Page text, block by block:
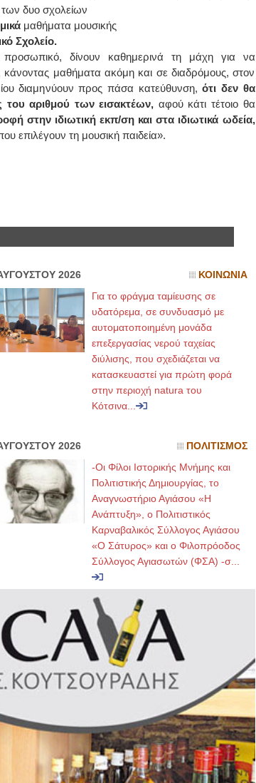
δυο σχολείων
μαθήματα μουσικής
Σχολείο.
προσωπικό, δίνουν καθημερινά τη μάχη για να
κάνοντας μαθήματα ακόμη και σε διαδρόμους, στον
διαμηνύουν προς πάσα κατεύθυνση,ότι δεν θα
του αριθμού των εισακτέων, αφού κάτι τέτοιο θα
στην ιδιωτική εκπ/ση και στα ιδιωτικά ωδεία,
επιλέγουν τη μουσική παιδεία».
2026 ΚΟΙΝΩΝΙΑ
Για το φράγμα ταμίευσης σε
υδατόρεμα, σε συνδυασμό με
αυτοματοποιημένη μονάδα
επεξεργασίας νερού ταχείας
διύλισης, που σχεδιάζεται να
κατασκευαστεί για πρώτη φορά
στην περιοχή natura του
Κότσινα...
2026 ΠΟΛΙΤΙΣΜΟΣ
-Οι Φίλοι Ιστορικής Μνήμης και
Πολιτιστικής Δημιουργίας, το
Αναγνωστήριο Αγιάσου «Η
Ανάπτυξη», ο Πολιτιστικός
Καρναβαλικός Σύλλογος Αγιάσου
«Ο Σάτυρος» και ο Φιλοπρόοδος
Σύλλογος Αγιασωτών (ΦΣΑ) -σ...